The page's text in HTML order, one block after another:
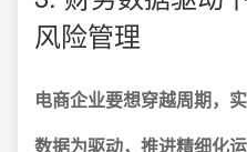
风险管理
电商企业要想穿越周期，
数据为驱动，推进精细化运